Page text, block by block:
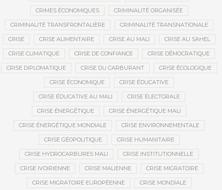
CRIMES ÉCONOMIQUES CRIMINALITÉ ORGANISÉE
CRIMINALITÉ TRANSFRONTALIÈRE CRIMINALITÉ TRANSNATIONALE
CRISE CRISE ALIMENTAIRE CRISE AU MALI CRISE AU SAHEL
CRISE CLIMATIQUE CRISE DE CONFIANCE CRISE DÉMOCRATIQUE
CRISE DIPLOMATIQUE CRISE DU CARBURANT CRISE ÉCOLOGIQUE
CRISE ÉCONOMIQUE CRISE ÉDUCATIVE
CRISE ÉDUCATIVE AU MALI CRISE ÉLECTORALE
CRISE ÉNERGÉTIQUE CRISE ÉNERGÉTIQUE MALI
CRISE ÉNERGÉTIQUE MONDIALE CRISE ENVIRONNEMENTALE
CRISE GÉOPOLITIQUE CRISE HUMANITAIRE
CRISE HYDROCARBURES MALI CRISE INSTITUTIONNELLE
CRISE IVOIRIENNE CRISE MALIENNE CRISE MIGRATOIRE
CRISE MIGRATOIRE EUROPÉENNE CRISE MONDIALE